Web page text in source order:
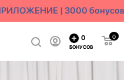
| 3000 бонусов
0
0
БОНУСОВ